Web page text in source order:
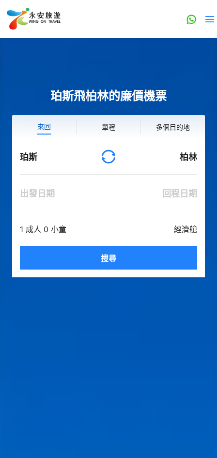
珀斯飛柏林的廉價機票
來回 單程 多個目的地
珀斯 柏林
出發日期 回程日期
1 成人 0 小童 經濟艙
搜尋